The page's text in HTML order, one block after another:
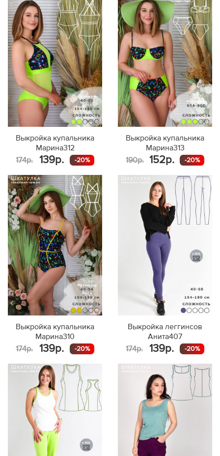
Выкройка купальника
Марина312
174р.
139р. -20%
Выкройка купальника
Марина313
190р.
152р. -20%
Выкройка купальника
Марина310
174р.
139р. -20%
Выкройка леггинсов
Анита407
174р.
139р. -20%